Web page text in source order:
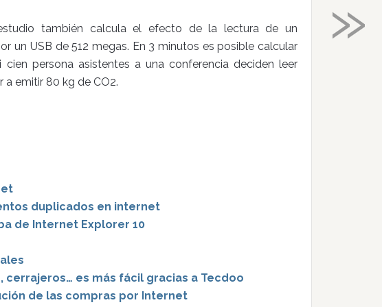
también calcula el efecto de la lectura de un
un USB de 512 megas. En 3 minutos es posible calcular
persona asistentes a una conferencia deciden leer
emitir 80 kg de CO2.
duplicados en internet
de Internet Explorer 10
es más fácil gracias a Tecdoo
de las compras por Internet
»